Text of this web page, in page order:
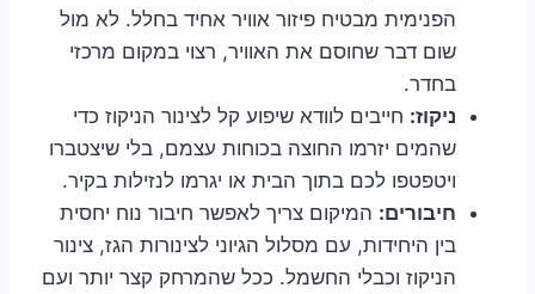
הפנימית מבטיח פיזור אוויר אחיד בחלל. לא מול
שום דבר שחוסם את האוויר, רצוי במקום מרכזי
בחדר.
ניקוז: חייבים לוודא שיפוע קל לצינור הניקוז כדי
שהמים יזרמו החוצה בכוחות עצמם, בלי שיצטברו
ויטפטפו לכם בתוך הבית או יגרמו לנזילות בקיר.
חיבורים: המיקום צריך לאפשר חיבור נוח יחסית
בין היחידות, עם מסלול הגיוני לצינורות הגז, צינור
הניקוז וכבלי החשמל. ככל שהמרחק קצר יותר ועם